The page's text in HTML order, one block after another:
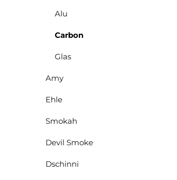
Alu
Carbon
Glas
Amy
Ehle
Smokah
Devil Smoke
Dschinni